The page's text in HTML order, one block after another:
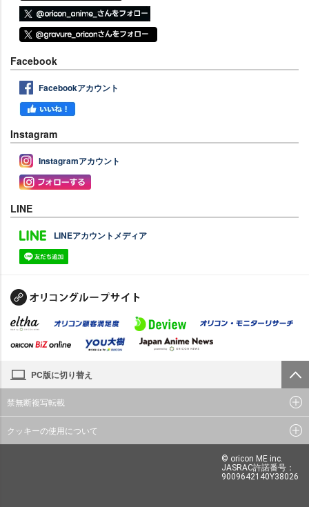
Facebook
Facebookアカウント
Instagram
Instagramアカウント
LINE
LINEアカウントメディア
PC版に切り替え
禁無断複写転載
クッキーの使用について
© oricon ME inc.
JASRAC許諾番号：
9009642140Y38026